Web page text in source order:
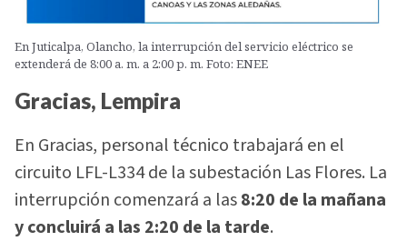
En Juticalpa, Olancho, la interrupción del servicio eléctrico se
extenderá de 8:00 a. m. a 2:00 p. m. Foto: ENEE
Gracias, Lempira
En Gracias, personal técnico trabajará en el
circuito LFL-L334 de la subestación Las Flores. La
interrupción comenzará a las8:20 de la mañana
y concluirá a las 2:20 de la tarde.